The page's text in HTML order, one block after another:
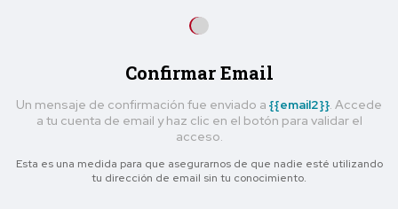
Confirmar Email
Un mensaje de confirmación fue enviado a {{email2}} . Accede
a tu cuenta de email y haz clic en el botón para validar el
acceso.
Esta es una medida para que asegurarnos de que nadie esté utilizando
tu dirección de email sin tu conocimiento.